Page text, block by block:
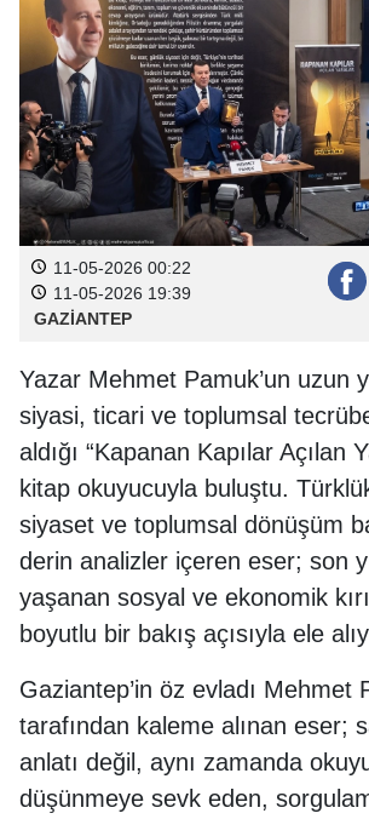
11-05-2026 00:22
11-05-2026 19:39
GAZİANTEP
Yazar Mehmet Pamuk’un uzun
siyasi, ticari ve toplumsal
aldığı “Kapanan Kapılar Açılan
kitap okuyucuyla buluştu.
siyaset ve toplumsal dönüşüm
derin analizler içeren eser; son
yaşanan sosyal ve ekonomik
boyutlu bir bakış açısıyla ele
Gaziantep’in öz evladı Mehmet
tarafından kaleme alınan eser;
anlatı değil, aynı zamanda
düşünmeye sevk eden,